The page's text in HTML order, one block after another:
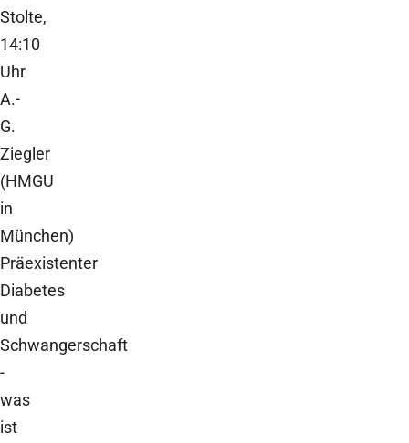
Stolte,
14:10
Uhr
A.-
G.
Ziegler
(HMGU
in
München)
Präexistenter
Diabetes
und
Schwangerschaft
-
was
ist